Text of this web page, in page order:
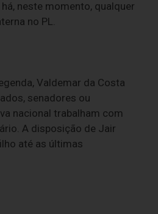
neste momento, qualquer
no PL.
Valdemar da Costa
senadores ou
nacional trabalham com
A disposição de Jair
até as últimas